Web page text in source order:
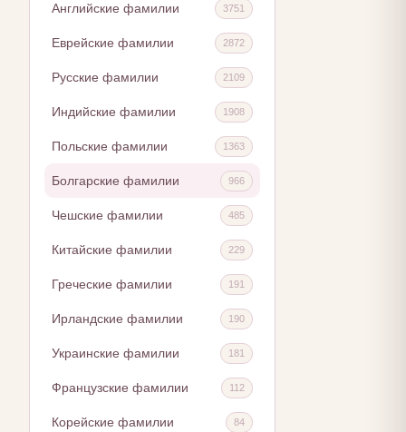
Английские фамилии 3751
Еврейские фамилии 2872
Русские фамилии 2109
Индийские фамилии 1908
Польские фамилии 1363
Болгарские фамилии 966
Чешские фамилии 485
Китайские фамилии 229
Греческие фамилии 191
Ирландские фамилии 190
Украинские фамилии 181
Французские фамилии 112
Корейские фамилии 84